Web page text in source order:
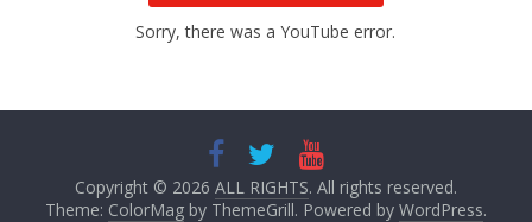
Sorry, there was a YouTube error.
Copyright © 2026 ALL RIGHTS. All rights reserved.
Theme: ColorMagby ThemeGrill. Powered by WordPress.